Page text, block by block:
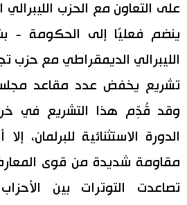
على التعاون مع الحزب
ينضم فعليًا إلى الحكومة -
الليبرالي الديمقراطي مع حزب
وقد قُدِّم هذا التشريع في
الدورة الاستثنائية للبرلمان،
مقاومة شديدة من قوى
تصاعدت التوترات بين